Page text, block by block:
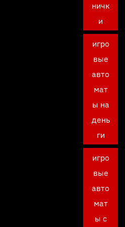
ничк
и
игро
вые
авто
мат
ы на
день
ги
игро
вые
авто
мат
ы с